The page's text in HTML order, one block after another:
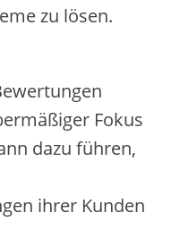
z‬u lösen.
Fokus
d‬azu führen,
i‬hrer Kunden